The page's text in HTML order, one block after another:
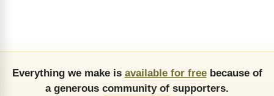
Everything we make is available for freebecause of
a generous community of supporters.